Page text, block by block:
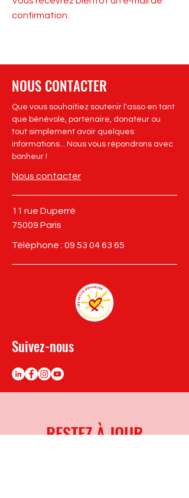
confirmation.
NOUS CONTACTER
Que vous souhaitiez soutenir l'asso en tant
que bénévole, partenaire, donateur ou
tout simplement avoir quelques
informations... Nous vous répondrons avec
bonheur !
Nous contacter
11 rue Duperré
75009 Paris
Téléphone : 09 53 04 63 65
Suivez-nous
RESTEZ À JOUR